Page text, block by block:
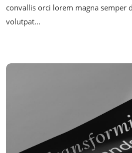
convallis orci lorem magna semper
volutpat...